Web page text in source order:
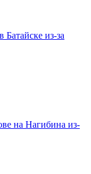
Батайске из-за
на Нагибина из-